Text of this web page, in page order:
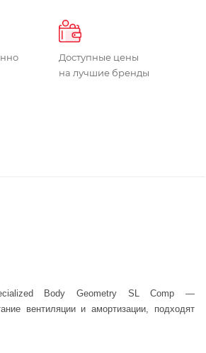
Доступные цены
на лучшие бренды
Body Geometry SL Comp —
вентиляции и амортизации, подходят